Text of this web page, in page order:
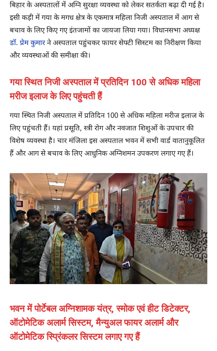
बिहार के अस्पतालों में अग्नि सुरक्षा व्यवस्था को लेकर सतर्कता बढ़ा दी गई है।
इसी कड़ी में गया के मगध क्षेत्र के एकमात्र महिला निजी अस्पताल में आग से
बचाव के लिए किए गए इंतजामों का जायजा लिया गया। विधानसभा अध्यक्ष
डॉ. प्रेम कुमारने अस्पताल पहुंचकर फायर सेफ्टी सिस्टम का निरीक्षण किया
और व्यवस्थाओं की समीक्षा की।
गया स्थित निजी अस्पताल में प्रतिदिन 100 से अधिक महिला
मरीज इलाज के लिए पहुंचती हैं
गया स्थित निजी अस्पताल में प्रतिदिन 100 से अधिक महिला मरीज इलाज के
लिए पहुंचती हैं। यहां प्रसूति, स्त्री रोग और नवजात शिशुओं के उपचार की
विशेष व्यवस्था है। चार मंजिला इस अस्पताल भवन में सभी वार्ड वातानुकूलित
हैं और आग से बचाव के लिए आधुनिक अग्निशमन उपकरण लगाए गए हैं।
भवन में पोर्टेबल अग्निशामक यंत्र, स्मोक एवं हीट डिटेक्टर,
ऑटोमेटिक अलार्म सिस्टम, मैन्युअल फायर अलार्म और
ऑटोमेटिक स्प्रिंकलर सिस्टम लगाए गए हैं